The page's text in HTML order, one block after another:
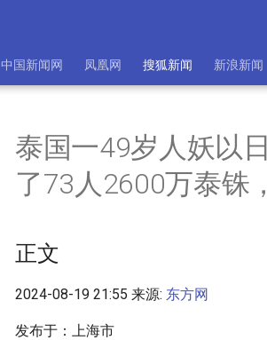
中国新闻网 凤凰网 搜狐新闻 新浪新闻
泰国一49岁人妖以
了73人2600万泰铢
正文
2024-08-19 21:55 来源: 东方网
发布于：上海市